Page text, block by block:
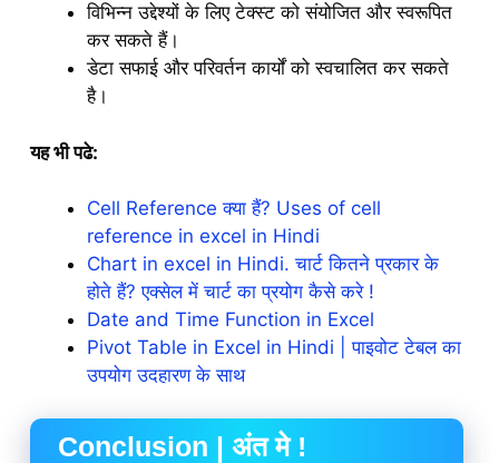
विभिन्न उद्देश्यों के लिए टेक्स्ट को संयोजित और स्वरूपित
कर सकते हैं।
डेटा सफाई और परिवर्तन कार्यों को स्वचालित कर सकते
है।
यह भी पढे:
Cell Reference क्या हैं? Uses of cell
reference in excel in Hindi
Chart in excel in Hindi. चार्ट कितने प्रकार के
होते हैं? एक्सेल में चार्ट का प्रयोग कैसे करे !
Date and Time Function in Excel
Pivot Table in Excel in Hindi | पाइवोट टेबल का
उपयोग उदहारण के साथ
Conclusion | अंत मे !